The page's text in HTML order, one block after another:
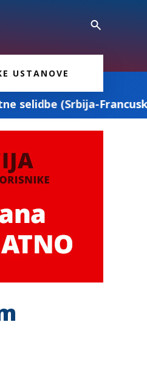
USTANOVE
Srbija)